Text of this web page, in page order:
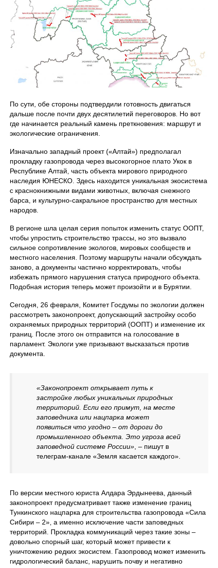
По сути, обе стороны подтвердили готовность двигаться
дальше после почти двух десятилетий переговоров. Но вот
где начинается реальный камень преткновения: маршрут и
экологические ограничения.
Изначально западный проект («Алтай») предполагал
прокладку газопровода через высокогорное плато Укок в
Республике Алтай, часть объекта мирового природного
наследия ЮНЕСКО. Здесь находится уникальная экосистема
с краснокнижными видами животных, включая снежного
барса, и культурно-сакральное пространство для местных
народов.
В регионе шла целая серия попыток изменить статус ООПТ,
чтобы упростить строительство трассы, но это вызвало
сильное сопротивление экологов, мировых сообществ и
местного населения. Поэтому маршруты начали обсуждать
заново, а документы частично корректировать, чтобы
избежать прямого нарушения статуса природного объекта.
Подобная история теперь может произойти и в Бурятии.
Сегодня, 26 февраля, Комитет Госдумы по экологии должен
рассмотреть законопроект, допускающий застройку особо
охраняемых природных территорий (ООПТ) и изменение их
границ. После этого он отправится на голосование в
парламент. Экологи уже призывают высказаться против
документа.
«Законопроект открывает путь к
застройке любых уникальных природных
территорий. Если его примут, на месте
заповедника или нацпарка может
появиться что угодно – от дороги до
промышленного объекта. Это угроза всей
заповедной системе России» , – пишут в
телеграм-канале «Земля касается каждого».
По версии местного юриста Алдара Эрдынеева, данный
законопроект предусматривает также изменение границ
Тункинского нацпарка для строительства газопровода «Сила
Сибири – 2», а именно исключение части заповедных
территорий. Прокладка коммуникаций через такие зоны –
довольно спорный шаг, который может привести к
уничтожению редких экосистем. Газопровод может изменить
гидрологический баланс, нарушить почву и негативно